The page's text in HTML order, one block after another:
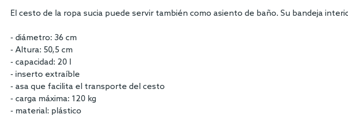
El cesto de la ropa sucia puede servir también como asiento de baño. Su bandeja
- diámetro: 36 cm
- Altura: 50,5 cm
- capacidad: 20 l
- inserto extraíble
- asa que facilita el transporte del cesto
- carga máxima: 120 kg
- material: plástico